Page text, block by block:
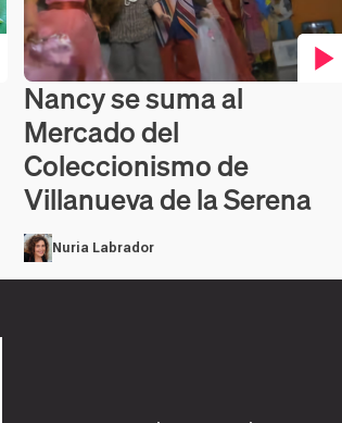
Contenido en vídeo
Nancy se suma al
Mercado del
Coleccionismo de
Villanueva de la Serena
Nuria Labrador